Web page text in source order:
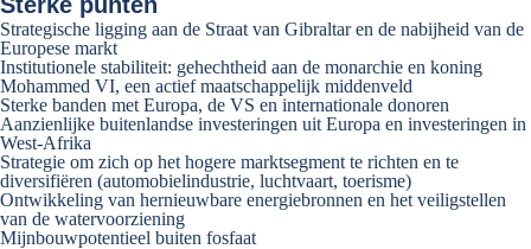
Strategische ligging aan de Straat van Gibraltar en de nabijheid van de
Europese markt
Institutionele stabiliteit: gehechtheid aan de monarchie en koning
Mohammed VI, een actief maatschappelijk middenveld
Sterke banden met Europa, de VS en internationale donoren
Aanzienlijke buitenlandse investeringen uit Europa en investeringen in
West-Afrika
Strategie om zich op het hogere marktsegment te richten en te
diversifiëren (automobielindustrie, luchtvaart, toerisme)
Ontwikkeling van hernieuwbare energiebronnen en het veiligstellen
van de watervoorziening
Mijnbouwpotentieel buiten fosfaat